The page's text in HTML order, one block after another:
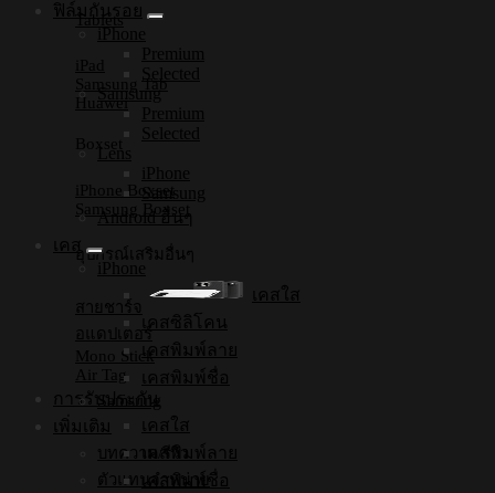
Tablets
iPad
Samsung Tab
Huawei
Boxset
iPhone Boxset
Samsung Boxset
อุปกรณ์เสริมอื่นๆ
สายชาร์จ
อแดปเตอร์
Mono Stick
Air Tag
การรับประกัน
เพิ่มเติม
บทความ/รีวิว
ตัวแทนจำหน่าย
ฟิล์มกันรอย
iPhone
Premium
Selected
Samsung
Premium
Selected
Lens
iPhone
Samsung
Android อื่นๆ
เคส
iPhone
เคสใส
เคสซิลิโคน
เคสพิมพ์ลาย
เคสพิมพ์ชื่อ
Samsung
เคสใส
เคสพิมพ์ลาย
เคสพิมพ์ชื่อ